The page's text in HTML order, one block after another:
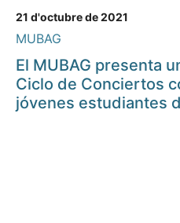
21 d'octubre de 2021
MUBAG
El MUBAG presenta
Ciclo de Conciertos
jóvenes estudiantes